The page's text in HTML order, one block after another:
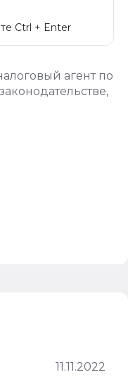
Ctrl + Enter
агент по
,
11.11.2022